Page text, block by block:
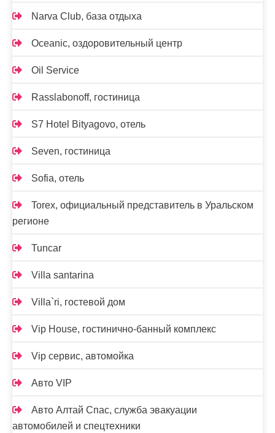
Narva Club, база отдыха
Oceanic, оздоровительный центр
Oil Service
Rasslabonoff, гостиница
S7 Hotel Bityagovo, отель
Seven, гостиница
Sofia, отель
Torex, официальный представитель в Уральском
регионе
Tuncar
Villa santarina
Villa`ri, гостевой дом
Vip House, гостинично-банный комплекс
Vip сервис, автомойка
Авто VIP
Авто Алтай Спас, служба эвакуации
автомобилей и спецтехники